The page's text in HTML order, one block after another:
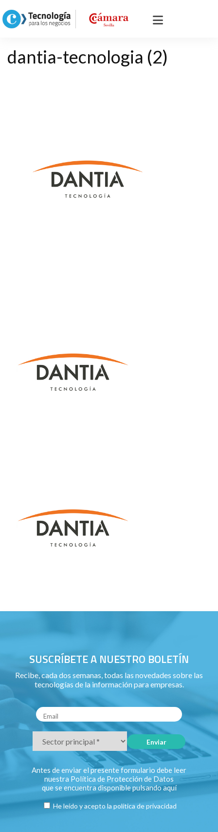
dantia-tecnologia (2)
SUSCRÍBETE A NUESTRO BOLETÍN
Recibe, cada dos semanas, todas las novedades sobre las
tecnologías de la información para empresas.
Antes de enviar el presente formulario debe leer
nuestra Política de Protección de Datos
que se encuentra disponible pulsandoaquí
He leído y acepto la política de privacidad